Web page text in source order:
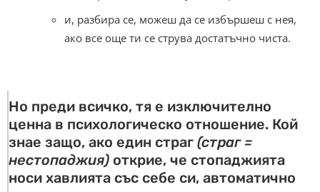
и, разбира се, можеш да се избършеш с нея,
ако все още ти се струва достатъчно чиста.
Но преди всичко, тя е изключително
ценна в психологическо отношение. Кой
знае защо, ако един страг (страг =
нестопаджия) открие, че стопаджията
носи хавлията със себе си, автоматично